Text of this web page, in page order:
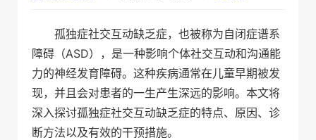
孤独症社交互动缺乏症，也被称为自闭症谱系
障碍（ASD），是一种影响个体社交互动和沟通能
力的神经发育障碍。这种疾病通常在儿童早期被发
现，并且会对患者的一生产生深远的影响。本文将
深入探讨孤独症社交互动缺乏症的特点、原因、诊
断方法以及有效的干预措施。